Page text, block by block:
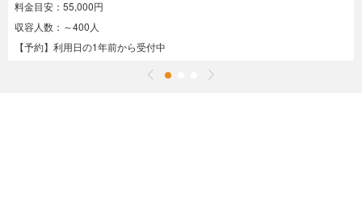
料金目安：55,000円
収容人数：～400人
【予約】利用日の1年前から受付中